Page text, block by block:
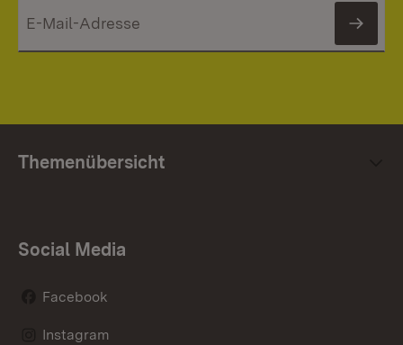
Themenübersicht
Social Media
Facebook
Instagram